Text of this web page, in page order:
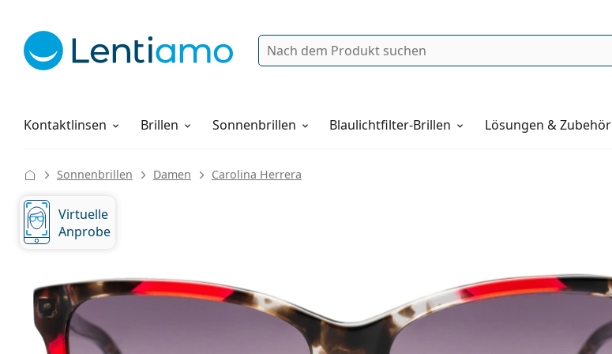
Suche
Kontaktlinsen
Pflegemittel Brillen Sonnenbrillen Blaulichtfilter-Brillen Lösungen & Zubehör
Alles über den Einkauf
Sonnenbrillen Damen Carolina Herrera
Virtuelle
Anprobe